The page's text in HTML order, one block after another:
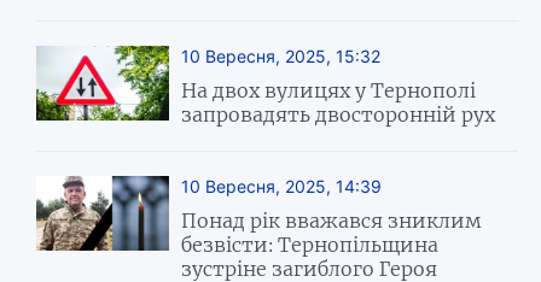
10 Вересня, 2025, 15:32
На двох вулицях у Тернополі
запровадять двосторонній рух
10 Вересня, 2025, 14:39
Понад рік вважався зниклим
безвісти: Тернопільщина
зустріне загиблого Героя